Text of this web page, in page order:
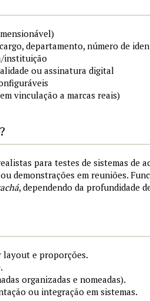
departamento, número de
instituição
ou assinatura digital
vinculação a marcas reais)
para testes de sistemas de
demonstrações em reuniões.
, dependendo da profundidade
layout e proporções.
organizadas e nomeadas).
ou integração em sistemas.